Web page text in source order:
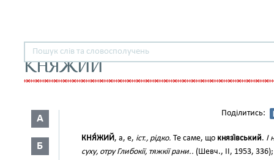
КНЯЖИЙ
А
Б
Поділитись:
КНЯ́ЖИЙ, а, е, іст., рідко. Те саме, що князі́вський. І
суху, отру Глибокії, тяжкії рани.. (Шевч., II, 1953,